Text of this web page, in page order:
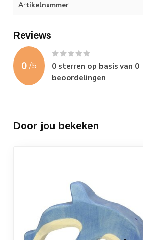
Artikelnummer
Reviews
0 /5 0 sterren op basis van 0
beoordelingen
Door jou bekeken